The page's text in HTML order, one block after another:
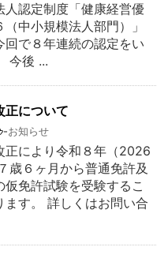
人認定制度「健康経営優
中小規模法人部門）」
回で８年連続の認定をい
今後 ...
正について
-お知らせ
正により令和８年（2026
歳６ヶ月から普通免許及
仮免許試験を受験するこ
ます。 詳しくはお問い合